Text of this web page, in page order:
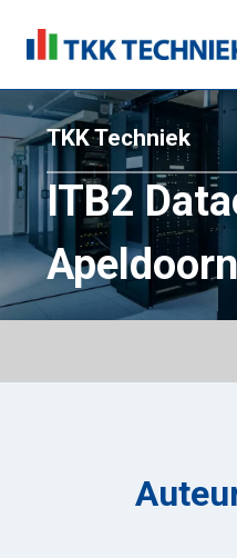
naar
TKK Techniek
ITB2
Apeldoorn